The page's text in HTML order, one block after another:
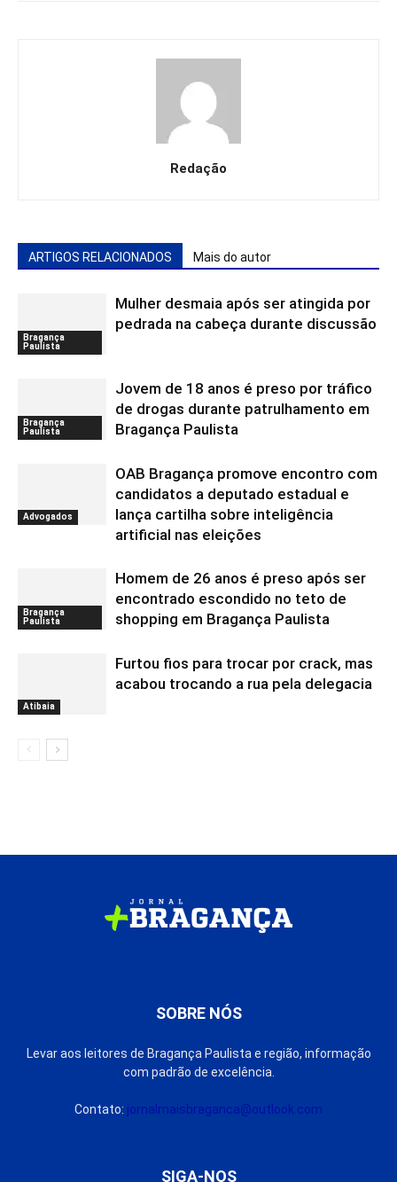
Redação
ARTIGOS RELACIONADOS Mais do autor
Bragança
Paulista
Mulher desmaia após ser atingida por
pedrada na cabeça durante discussão
Bragança
Paulista
Jovem de 18 anos é preso por tráfico
de drogas durante patrulhamento em
Bragança Paulista
Advogados
OAB Bragança promove encontro com
candidatos a deputado estadual e
lança cartilha sobre inteligência
artificial nas eleições
Bragança
Paulista
Homem de 26 anos é preso após ser
encontrado escondido no teto de
shopping em Bragança Paulista
Atibaia
Furtou fios para trocar por crack, mas
acabou trocando a rua pela delegacia
SOBRE NÓS
Levar aos leitores de Bragança Paulista e região, informação
com padrão de excelência.
Contato: jornalmaisbraganca@outlook.com
SIGA-NOS